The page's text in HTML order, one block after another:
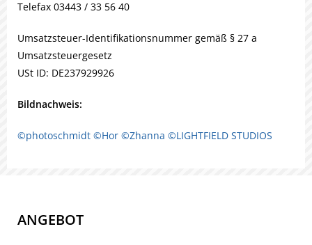
Telefax 03443 / 33 56 40
Umsatzsteuer-Identifikationsnummer gemäß § 27 a
Umsatzsteuergesetz
USt ID: DE237929926
Bildnachweis:
©photoschmidt ©Hor ©Zhanna ©LIGHTFIELD STUDIOS
ANGEBOT